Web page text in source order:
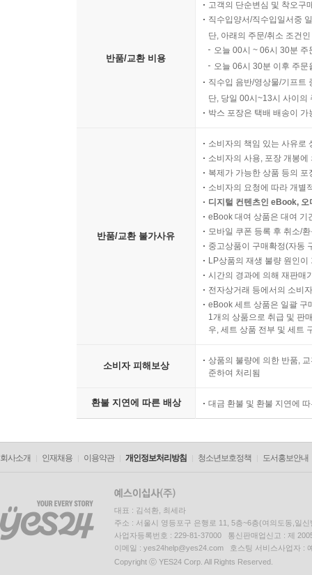
반품/교환 비용
고객의 단순변심 및 착오구
직수입양서/직수입일서중
단, 아래의 주문/취소 조건
오늘 00시 ~ 06시 30분
오늘 06시 30분 이후 주
직수입 음반/영상물/기프트
단, 당일 00시~13시 사이의
박스 포장은 택배 배송이
반품/교환 불가사유
소비자의 책임 있는 사유로
소비자의 사용, 포장 개봉
복제가 가능한 상품 등의
소비자의 요청에 따라 개별
디지털 컨텐츠인 eBook,
eBook 대여 상품은 대여 기
모바일 쿠폰 등록 후 취소/
중고상품이 구매확정(자동
LP상품의 재생 불량 원인
시간의 경과에 의해 재판매
전자상거래 등에서의 소비
eBook 세트 상품은 일괄 구
1개의 상품으로 취급 및 판
우, 세트 상품 전부 및 세트
소비자 피해보상
상품의 불량에 의한 반품,
준하여 처리됨
환불 지연에 따른 배상 대금 환불 및 환불 지연에
회사소개 인재채용 이용약관 개인정보처리방침 청소년보호정책 도서홍보안내
대표 : 김석환, 최세라
주소 : 서울시 영등포구 은행로 11, 5층~6층(여의도동,일신
사업자등록번호 : 229-81-37000 통신판매업신고 : 제
이메일 : yes24help@yes24.com 호스팅 서비스사업자 :
Copyright ⓒ YES24 Corp. All Rights Reserved.